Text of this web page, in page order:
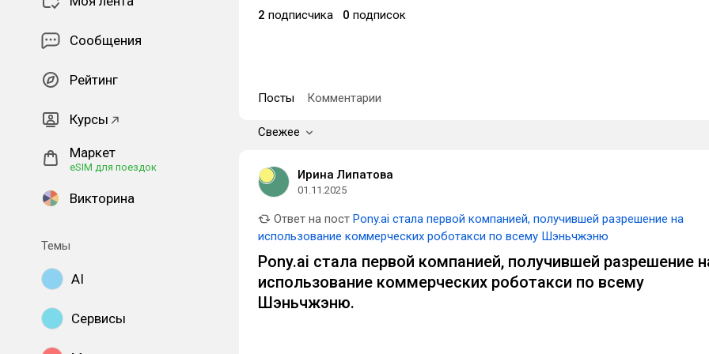
Сообщения
Рейтинг
Курсы
Маркет
eSIM для поездок
Викторина
Темы
AI
Сервисы
2 подписчика 0 подписок
Посты Комментарии
Свежее
Ирина Липатова
01.11.2025
Ответ на пост Pony.ai стала первой компанией, получившей разрешение на
использование коммерческих роботакси по всему Шэньчжэню
Pony.ai стала первой компанией, получившей разрешение
использование коммерческих роботакси по всему
Шэньчжэню.